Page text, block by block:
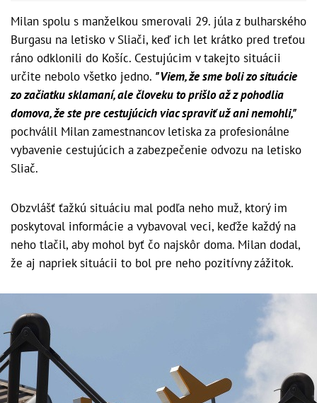
Milan spolu s manželkou smerovali 29. júla z bulharského
Burgasu na letisko v Sliači, keď ich let krátko pred treťou
ráno odklonili do Košíc. Cestujúcim v takejto situácii
určite nebolo všetko jedno. "Viem, že sme boli zo situácie
zo začiatku sklamaní, ale človeku to prišlo až z pohodlia
domova, že ste pre cestujúcich viac spraviť už ani nemohli,"
pochválil Milan zamestnancov letiska za profesionálne
vybavenie cestujúcich a zabezpečenie odvozu na letisko
Sliač.
Obzvlášť ťažkú situáciu mal podľa neho muž, ktorý im
poskytoval informácie a vybavoval veci, keďže každý na
neho tlačil, aby mohol byť čo najskôr doma. Milan dodal,
že aj napriek situácii to bol pre neho pozitívny zážitok.